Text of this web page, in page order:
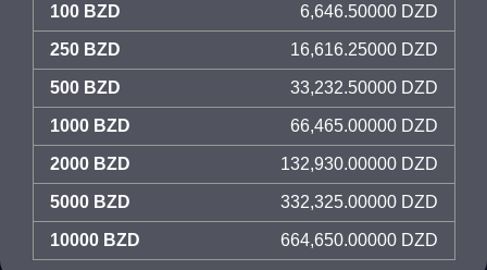
100 BZD 6,646.50000 DZD
250 BZD 16,616.25000 DZD
500 BZD 33,232.50000 DZD
1000 BZD 66,465.00000 DZD
2000 BZD 132,930.00000 DZD
5000 BZD 332,325.00000 DZD
10000 BZD 664,650.00000 DZD